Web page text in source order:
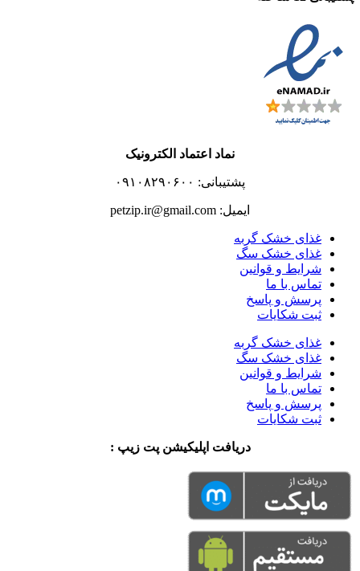
نماد اعتماد الکترونیک
پشتیبانی: ۰۹۱۰۸۲۹۰۶۰۰
ایمیل: petzip.ir@gmail.com
غذای خشک گربه
غذای خشک سگ
شرایط و قوانین
تماس با ما
پرسش و پاسخ
ثبت شکایات
غذای خشک گربه
غذای خشک سگ
شرایط و قوانین
تماس با ما
پرسش و پاسخ
ثبت شکایات
دریافت اپلیکیشن پت زیپ :